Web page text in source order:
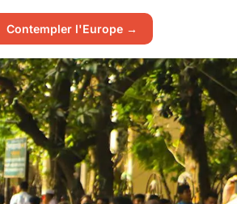
Contempler l'Europe →